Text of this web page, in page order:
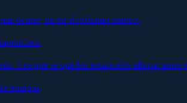
ocurre, no en el próximo steerco.
Los que se quedan estancados afloran antes
equipos